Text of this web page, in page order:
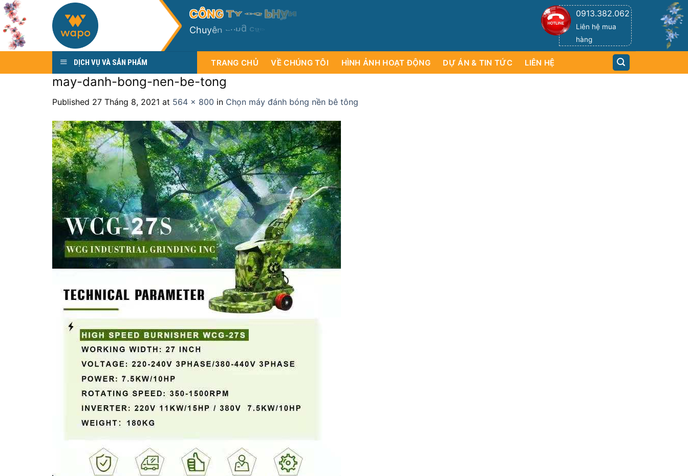
Skip
to
content
CÔNGTY CỔ PHẦN
Chuyên cung cấp
0913.382.062
Liên hệ mua
hàng
DỊCH VỤ VÀ SẢN PHẨM TRANG CHỦ VỀ CHÚNG TÔI HÌNH ẢNH HOẠT ĐỘNG DỰ ÁN & TIN TỨC LIÊN HỆ
may-danh-bong-nen-be-tong
Published 27 Tháng 8, 2021 at 564 × 800 in Chọn máy đánh bóng nền bê tông